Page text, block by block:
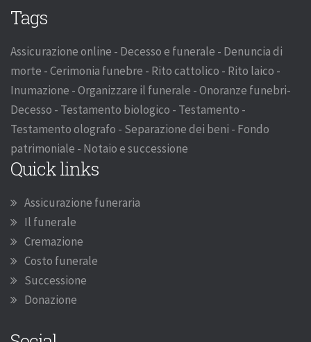
Tags
Assicurazione online - Decesso e funerale - Denuncia di
morte - Cerimonia funebre - Rito cattolico - Rito laico -
Inumazione - Organizzare il funerale - Onoranze funebri-
Decesso - Testamento biologico - Testamento -
Testamento olografo - Separazione dei beni - Fondo
patrimoniale - Notaio e successione
Quick links
Assicurazione funeraria
Il funerale
Cremazione
Costo funerale
Successione
Donazione